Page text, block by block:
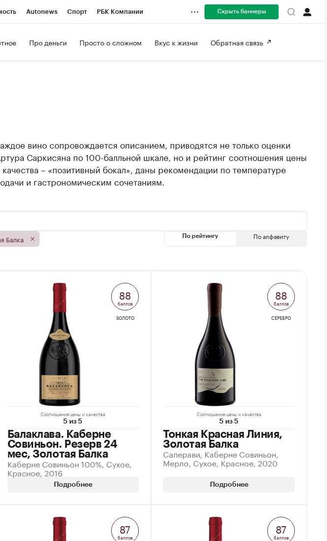
Autonews Спорт РБК Компании Скрыть баннеры
Про деньги Просто о сложном Вкус к жизни Обратная связь
вино сопровождается описанием, приводятся не только оценки
Саркисяна по 100-балльной шкале, но и рейтинг соотношения цены
качества – «позитивный бокал», даны рекомендации по температуре
и гастрономическим сочетаниям.
Балка По рейтингу По алфавиту
Соотношение цены и качества
5 из 5
Балаклава. Каберне
Совиньон. Резерв 24
мес, Золотая Балка
Каберне Совиньон 100%, Сухое,
Красное, 2016
Подробнее
88
баллов
ЗОЛОТО
Соотношение цены и качества
5 из 5
Тонкая Красная Линия,
Золотая Балка
Саперави, Каберне Совиньон,
Мерло, Сухое, Красное, 2020
Подробнее
88
баллов
СЕРЕБРО
87
баллов
87
баллов